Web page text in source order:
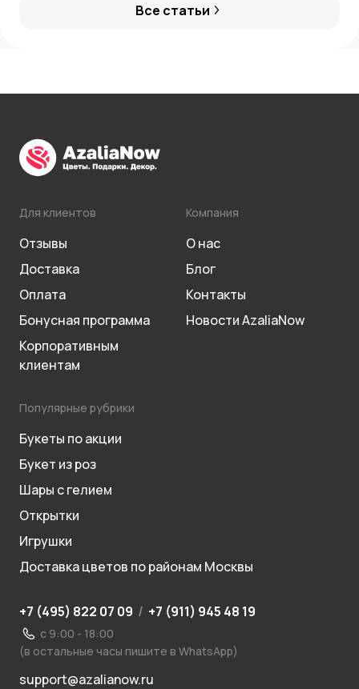
Все статьи
Для клиентов
Отзывы
Доставка
Оплата
Бонусная программа
Корпоративным
клиентам
Компания
О нас
Блог
Контакты
Новости AzaliaNow
Популярные рубрики
Букеты по акции
Букет из роз
Шары с гелием
Открытки
Игрушки
Доставка цветов по районам Москвы
+7 (495) 822 07 09 / +7 (911) 945 48 19
с 9:00 - 18:00
(в остальные часы пишите в WhatsApp)
support@azalianow.ru